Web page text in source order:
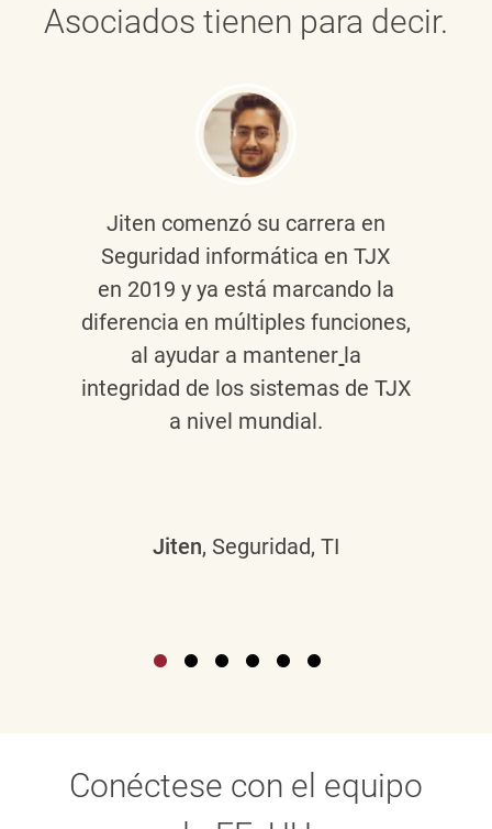
Asociados tienen para decir.
Jiten comenzó su carrera en
Seguridad informática en TJX
en 2019 y ya está marcando la
diferencia en múltiples funciones,
al ayudar a mantener la
integridad de los sistemas de TJX
a nivel mundial.
Jiten, Seguridad, TI
Conéctese con el equipo